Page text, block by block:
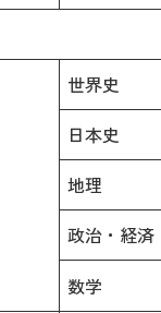
世界史
日本史
地理
政治・経済
数学